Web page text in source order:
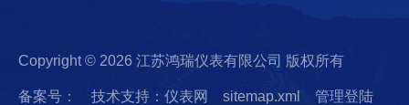
Copyright © 2026 江苏鸿瑞仪表有限公司 版权所有
备案号： 技术支持：仪表网 sitemap.xml 管理登陆